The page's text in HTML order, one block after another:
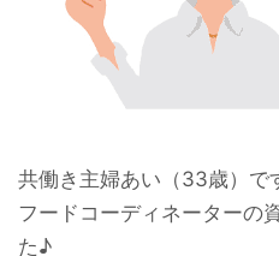
共働き主婦あい（33歳）で
フードコーディネーターの
た♪